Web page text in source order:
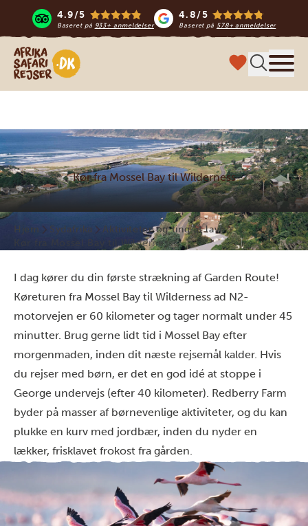
4.9/5
Baseret på 933+ anmeldelser
4.8/5
Baseret på 578+ anmeldelser
Safari-rejser i Afrika
Kør fra Mossel Bay til Wilderness
Hjem Sydafrika
Aktiviteter og ting at lave
Kør fra Mossel Bay til Wilderness
I dag kører du din første strækning af Garden Route!
Køreturen fra Mossel Bay til Wilderness ad N2-
motorvejen er 60 kilometer og tager normalt under 45
minutter. Brug gerne lidt tid i Mossel Bay efter
morgenmaden, inden dit næste rejsemål kalder. Hvis
du rejser med børn, er det en god idé at stoppe i
George undervejs (efter 40 kilometer). Redberry Farm
byder på masser af børnevenlige aktiviteter, og du kan
plukke en kurv med jordbær, inden du nyder en
lækker, frisklavet frokost fra gården.